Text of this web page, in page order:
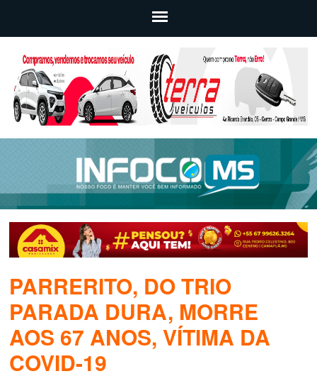
PARRERITO, DO TRIO
PARADA DURA, MORRE
AOS 67 ANOS, VÍTIMA DA
COVID-19